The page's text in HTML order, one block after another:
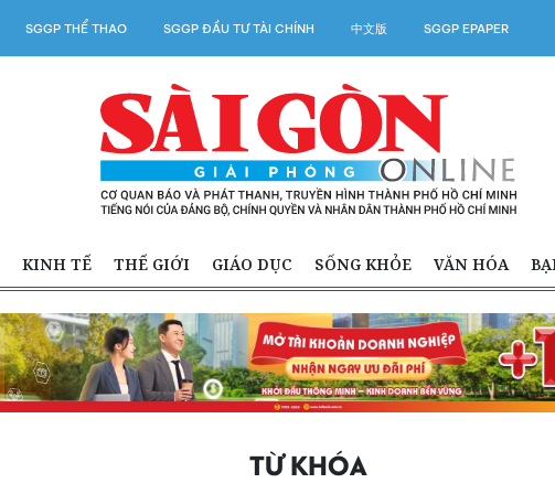
SGGP THỂ THAO SGGP ĐẦU TƯ TÀI CHÍNH 中文版 SGGP EPAPER
KINH TẾ THẾ GIỚI GIÁO DỤC SỐNG KHỎE VĂN HÓA
TỪ KHÓA